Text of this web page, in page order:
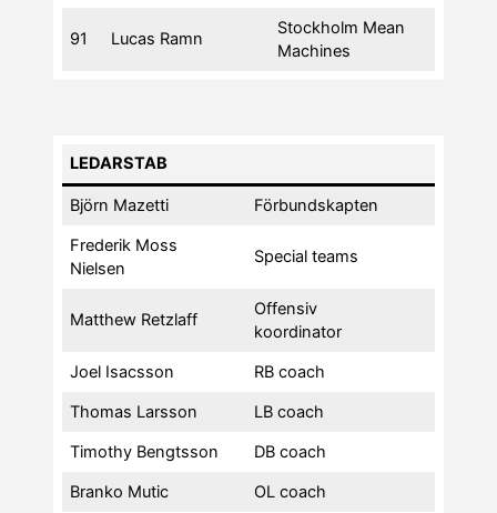
91 Lucas Ramn
Stockholm Mean
Machines
LEDARSTAB
Björn Mazetti
Förbundskapten
Frederik Moss
Nielsen
Special teams
Matthew Retzlaff
Offensiv
koordinator
Joel Isacsson
RB coach
Thomas Larsson
LB coach
Timothy Bengtsson
DB coach
Branko Mutic
OL coach